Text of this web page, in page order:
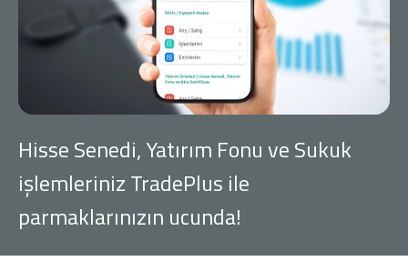
Araç Finansmanı
Konut Finansmanı
Hisse Senedi, Yatırım Fonu ve Sukuk
işlemleriniz TradePlus ile
parmaklarınızın ucunda!